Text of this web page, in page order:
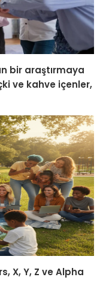
bir araştırmaya
ve kahve içenler,
X, Y, Z ve Alpha